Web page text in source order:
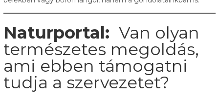
Naturportal: Van olyan
természetes megoldás,
ami ebben támogatni
tudja a szervezetet?